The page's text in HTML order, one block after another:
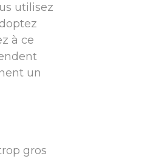
utilisez
à ce
un
gros